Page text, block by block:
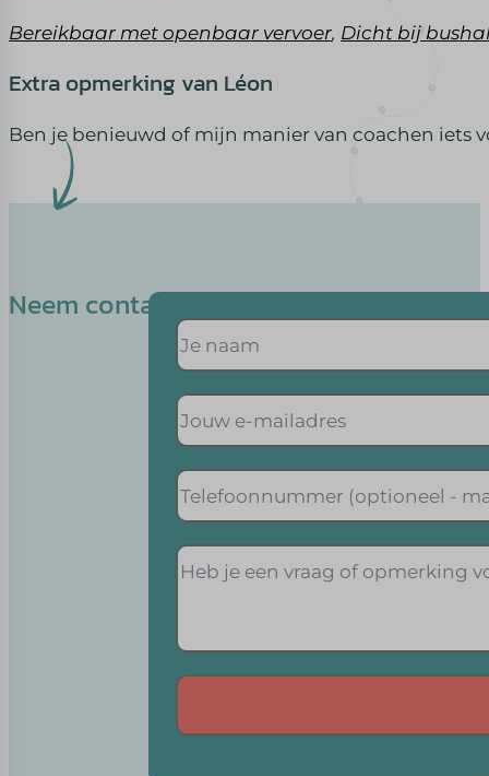
Bereikbaar met openbaar vervoer, Dicht bij
Extra opmerking van Léon
Ben je benieuwd of mijn manier van coachen iets
Neem contact op met Léon